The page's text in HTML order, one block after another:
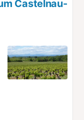
Castelnau-